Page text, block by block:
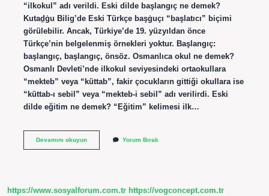
“ilkokul” adı verildi. Eski dilde başlangıç ne demek?
Kutaḏġu Bilig’de Eski Türkçe başġuçı “başlatıcı” biçimi
görülebilir. Ancak, Türkiye’de 19. yüzyıldan önce
Türkçe’nin belgelenmiş örnekleri yoktur. Başlangıç:
başlangıç, başlangıç, önsöz. Osmanlıca okul ne demek?
Osmanlı Devleti’nde ilkokul seviyesindeki ortaokullara
“mekteb” veya “küttab”, fakir çocukların gittiği okullara ise
“küttab-ı sebil” veya “mekteb-i sebil” adı verilirdi. Eski
dilde eğitim ne demek? “Eğitim” kelimesi ilk…
Devamını okuyunEski
Yorum Bırak
https://www.sosyalforum.com.tr https://vogconcept.com.tr